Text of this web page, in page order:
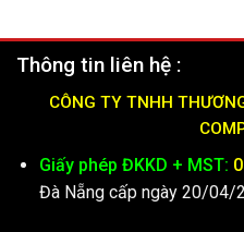
Thông tin liên hệ :
CÔNG TY TNHH
Giấy phép ĐKKD + MST:
Đà Nẵng cấp ngày 20/04/